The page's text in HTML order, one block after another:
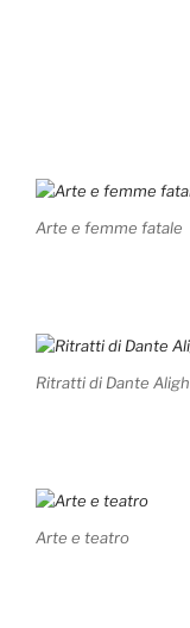
Arte e femme fatale
Ritratti di Dante
Arte e teatro